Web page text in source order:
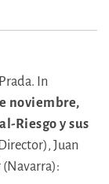
In
noviembre,
Riesgo y sus
Juan